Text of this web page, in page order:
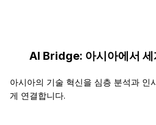
AI Bridge: 아시아에서 세
아시아의 기술 혁신을 심층 분석과 인
게 연결합니다.